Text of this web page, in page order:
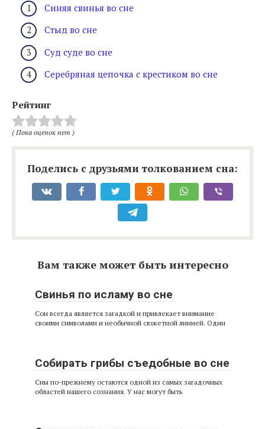
Синяя свинья во сне
Стыд во сне
Суд суде во сне
Серебряная цепочка с крестиком во сне
Рейтинг
( Пока оценок нет )
Поделись с друзьями толкованием сна:
Вам также может быть интересно
Свинья по исламу во сне
Сон всегда является загадкой и привлекает внимание
своими символами и необычной сюжетной линией. Один
Собирать грибы съедобные во сне
Сны по-прежнему остаются одной из самых загадочных
областей нашего сознания. У нас могут быть